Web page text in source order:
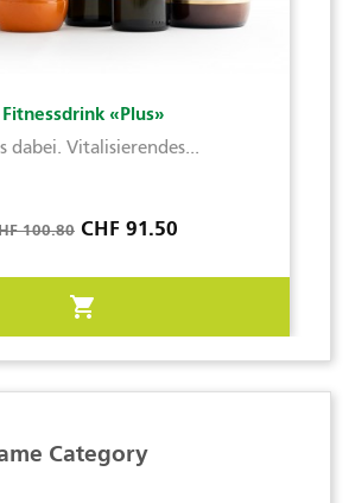
Fitnessdrink «Plus»
dabei. Vitalisierendes...
100.80 Preis
CHF 91.50
shopping_cart
Category